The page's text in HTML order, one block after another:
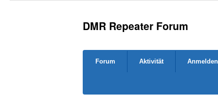
DMR Repeater Forum
Navigation
Forum Aktivität Anmelden